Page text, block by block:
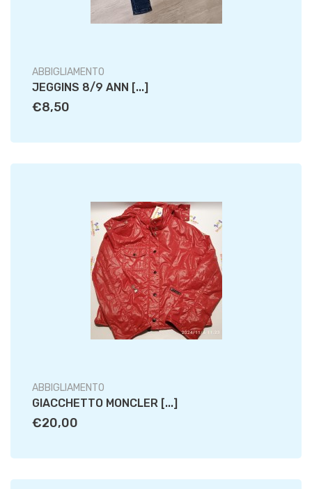
ABBIGLIAMENTO
JEGGINS 8/9 ANN [...]
€8,50
ABBIGLIAMENTO
GIACCHETTO MONCLER [...]
€20,00